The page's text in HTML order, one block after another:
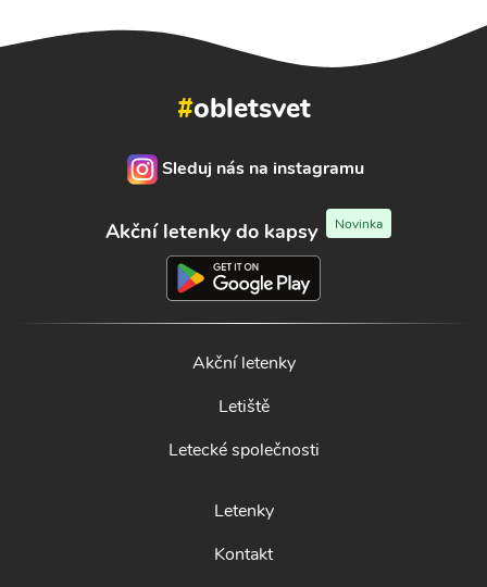
#obletsvet
Sleduj nás na instagramu
Akční letenky do kapsy Novinka
Akční letenky
Letiště
Letecké společnosti
Letenky
Kontakt